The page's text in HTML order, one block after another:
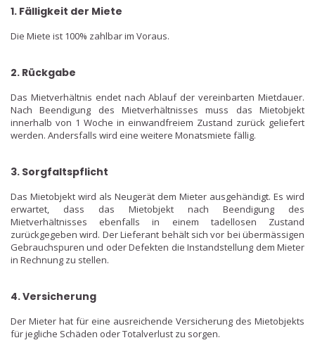
1. Fälligkeit der Miete
Die Miete ist 100% zahlbar im Voraus.
2. Rückgabe
Das Mietverhältnis endet nach Ablauf der vereinbarten Mietdauer.
Nach Beendigung des Mietverhältnisses muss das Mietobjekt
innerhalb von 1 Woche in einwandfreiem Zustand zurück geliefert
werden. Andersfalls wird eine weitere Monatsmiete fällig.
3. Sorgfaltspflicht
Das Mietobjekt wird als Neugerät dem Mieter ausgehändigt. Es wird
erwartet, dass das Mietobjekt nach Beendigung des
Mietverhältnisses ebenfalls in einem tadellosen Zustand
zurückgegeben wird. Der Lieferant behält sich vor bei übermässigen
Gebrauchspuren und oder Defekten die Instandstellung dem Mieter
in Rechnung zu stellen.
4. Versicherung
Der Mieter hat für eine ausreichende Versicherung des Mietobjekts
für jegliche Schäden oder Totalverlust zu sorgen.